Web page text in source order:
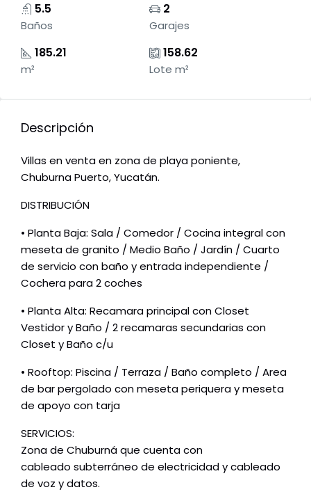
5.5
Baños
2
Garajes
185.21
m²
158.62
Lote m²
Descripción
Villas en venta en zona de playa poniente,
Chuburna Puerto, Yucatán.
DISTRIBUCIÓN
• Planta Baja: Sala / Comedor / Cocina integral con
meseta de granito / Medio Baño / Jardín / Cuarto
de servicio con baño y entrada independiente /
Cochera para 2 coches
• Planta Alta: Recamara principal con Closet
Vestidor y Baño / 2 recamaras secundarias con
Closet y Baño c/u
• Rooftop: Piscina / Terraza / Baño completo / Area
de bar pergolado con meseta periquera y meseta
de apoyo con tarja
SERVICIOS:
Zona de Chuburná que cuenta con
cableado subterráneo de electricidad y cableado
de voz y datos.